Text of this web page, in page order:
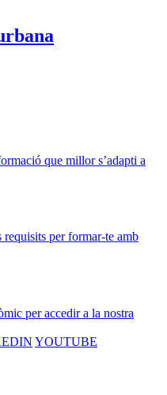
que millor s’adapti a
requisits per formar-te amb
per accedir a la nostra
YOUTUBE